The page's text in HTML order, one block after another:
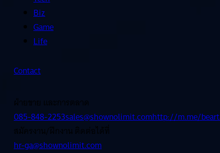
Biz
Game
Life
Contact
ฝ่ายขาย และการตลาด
085-848-2253sales@shownolimit.comhttp://m.me/
สมัครงาน/ฝึกงาน ติดต่อได้ที่
hr-ga@shownolimit.com